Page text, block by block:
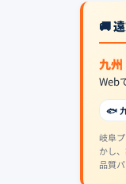
🚚
九
Web
🐟
岐阜
かし
品質